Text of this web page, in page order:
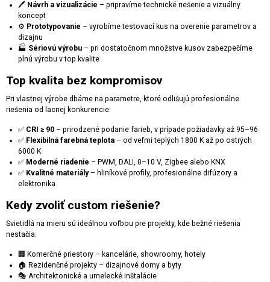
🖊 Návrh a vizualizácie – pripravíme technické riešenie a vizuálny
koncept
⚙ Prototypovanie – vyrobíme testovací kus na overenie parametrov a
dizajnu
🏭 Sériovú výrobu – pri dostatočnom množstve kusov zabezpečíme
plnú výrobu v top kvalite
Top kvalita bez kompromisov
Pri vlastnej výrobe dbáme na parametre, ktoré odlišujú profesionálne
riešenia od lacnej konkurencie:
✅ CRI ≥ 90 – prirodzené podanie farieb, v prípade požiadavky až 95–96
✅ Flexibilná farebná teplota – od veľmi teplých 1800 K až po ostrých
6000 K
✅ Moderné riadenie – PWM, DALI, 0–10 V, Zigbee alebo KNX
✅ Kvalitné materiály– hliníkové profily, profesionálne difúzory a
elektronika
Kedy zvoliť custom riešenie?
Svietidlá na mieru sú ideálnou voľbou pre projekty, kde bežné riešenia
nestačia:
🏢 Komerčné priestory – kancelárie, showroomy, hotely
🏠 Rezidenčné projekty – dizajnové domy a byty
🎭 Architektonické a umelecké inštalácie